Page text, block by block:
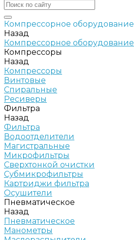
Компрессорное оборудование
Назад
Компрессорное оборудование
Компрессоры
Назад
Компрессоры
Винтовые
Спиральные
Ресиверы
Фильтра
Назад
Фильтра
Водоотделители
Магистральные
Микрофильтры
Сверхтонкой очистки
Субмикрофильтры
Картриджи фильтра
Осушители
Пневматическое
Назад
Пневматическое
Манометры